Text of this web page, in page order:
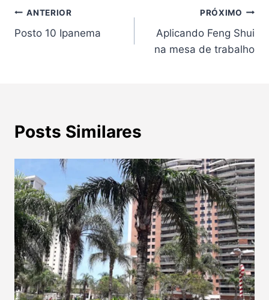
Navegação
de
ANTERIOR
Posto 10 Ipanema
PRÓXIMO
Aplicando Feng Shui
na mesa de trabalho
Posts Similares